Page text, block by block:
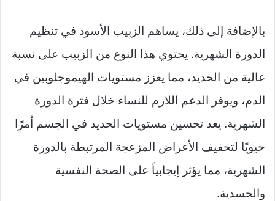
بالإضافة إلى ذلك، يساهم الزبيب الأسود في تنظيم
الدورة الشهرية. يحتوي هذا النوع من الزبيب على نسبة
عالية من الحديد، مما يعزز مستويات الهيموجلوبين في
الدم، ويوفر الدعم اللازم للنساء خلال فترة الدورة
الشهرية. يعد تحسين مستويات الحديد في الجسم أمرًا
حيويًا لتخفيف الأعراض المزعجة المرتبطة بالدورة
الشهرية، مما يؤثر إيجابياً على الصحة النفسية
والجسدية.